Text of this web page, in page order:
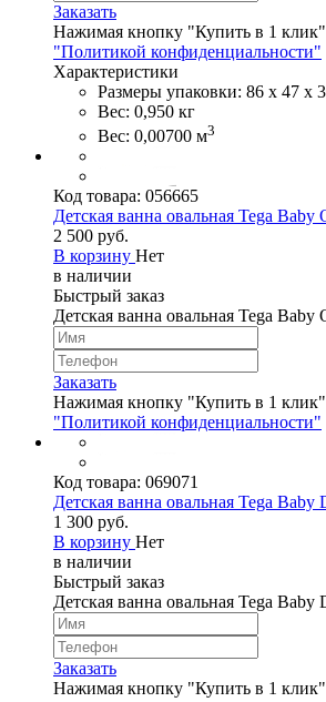
Заказать
Нажимая кнопку "Купить в 1 клик"
"Политикой конфиденциальности"
Характеристики
Размеры упаковки: 86 х 47 х
Вес: 0,950 кг
Вес: 0,00700 м3
Код товара: 056665
Детская ванна овальная Tega Baby
2 500 руб.
В корзину Нет
в наличии
Быстрый заказ
Детская ванна овальная Tega
Заказать
Нажимая кнопку "Купить в 1 клик"
"Политикой конфиденциальности"
Код товара: 069071
Детская ванна овальная Tega Baby
1 300 руб.
В корзину Нет
в наличии
Быстрый заказ
Детская ванна овальная Tega
Заказать
Нажимая кнопку "Купить в 1 клик"